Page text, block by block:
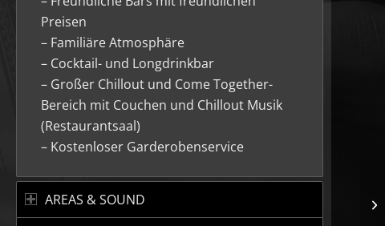
Preisen
– Familiäre Atmosphäre
– Cocktail- und Longdrinkbar
– Großer Chillout und Come Together-
Bereich mit Couchen und Chillout Musik
(Restaurantsaal)
– Kostenloser Garderobenservice
AREAS & SOUND